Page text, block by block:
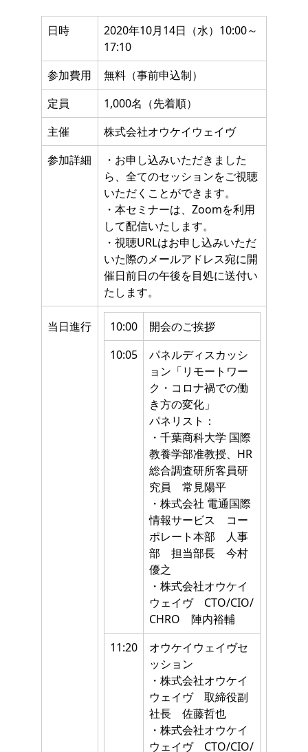
日時
2020年10月14日（水）10:00～
17:10
参加費用
無料（事前申込制）
定員
1,000名（先着順）
主催
株式会社オウケイウェイヴ
参加詳細
・お申し込みいただきました
ら、全てのセッションをご視聴
いただくことができます。
・本セミナーは、Zoomを利用
して配信いたします。
・視聴URLはお申し込みいただ
いた際のメールアドレス宛に開
催日前日の午後を目処に送付い
たします。
当日進行 10:00
開会のご挨拶
10:05
パネルディスカッシ
ョン「リモートワー
ク・コロナ禍での働
き方の変化」
パネリスト：
・千葉商科大学 国際
教養学部准教授、HR
総合調査研所客員研
究員 常見陽平
・株式会社 電通国際
情報サービス コー
ポレート本部 人事
部 担当部長 今村
優之
・株式会社オウケイ
ウェイヴ CTO/CIO/
CHRO 陣内裕輔
11:20
オウケイウェイヴセ
ッション
・株式会社オウケイ
ウェイヴ 取締役副
社長 佐藤哲也
・株式会社オウケイ
ウェイヴ CTO/CIO/